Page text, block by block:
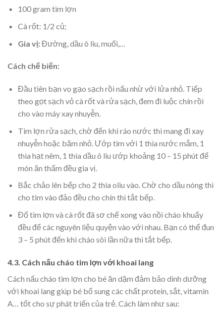
100 gram tim lợn
Cà rốt: 1/2 củ;
Gia vị:Đường, dầu ô liu, muối,…
Cách chế biến:
Đầu tiên bạn vo gạo sạch rồi nấu nhừ với lửa nhỏ. Tiếp
theo gọt sạch vỏ cà rốt và rửa sạch, đem đi luộc chín rồi
cho vào máy xay nhuyễn.
Tim lợn rửa sạch, chờ đến khi ráo nước thì mang đi xay
nhuyễn hoặc băm nhỏ. Ướp tim với 1 thìa nước mắm, 1
thìa hạt nêm, 1 thìa dầu ô liu ướp khoảng 10 – 15 phút để
món ăn thấm đều gia vị.
Bắc chảo lên bếp cho 2 thìa oliu vào. Chờ cho dầu nóng thì
cho tim vào đảo đều cho chín thì tắt bếp.
Đổ tim lợn và cà rốt đã sơ chế xong vào nồi cháo khuấy
đều để các nguyên liệu quyện vào với nhau. Bạn có thể đun
3 – 5 phút đến khi cháo sôi lần nữa thì tắt bếp.
4.3. Cách nấu cháo tim lợn với khoai lang
Cách nấu cháo tim lợn cho bé ăn dặm đảm bảo dinh dưỡng
với khoai lang giúp bé bổ sung các chất protein, sắt, vitamin
A… tốt cho sự phát triển của trẻ. Cách làm như sau: